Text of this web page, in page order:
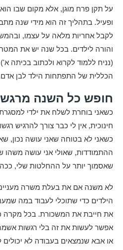
על תקן פרח מוגן, אלא מקום שבו
ופעיל. בתהליך זה הוא מידי שנה
לקבל אחריות מלאה על עצמו,
והורה לילדים. בכל שנה יש את
(נניח ללמוד לקרוא ולכתוב בכיתה
הכללית של התפתחות הילד לבן
חופש כל השנה
כשאני בוחרת לשלח את ילדי
חינוכית, אין לי כבר צורך להרגיש
כשאני לא בטוחה שאני עושה נכון,
ההתמודדות, שאולי אני עושה משהו
שאסמוך יותר על ההחלטות שלי, ככה
לא משנה אם את בעלת משרה
הילדים כדי שתוכלי לעבוד במה
את חייבת את המשכורת. בכל מקרה
אפשר לעשות את זה בלי רגשות
או אבא שנמצאים בעבודה לא יכולים